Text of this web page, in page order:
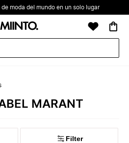
de moda del mundo en un solo lugar
MARANT
Filter